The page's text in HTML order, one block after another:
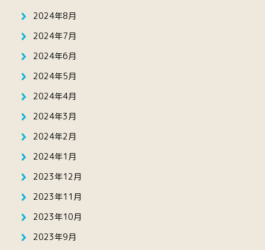
2024年8月
2024年7月
2024年6月
2024年5月
2024年4月
2024年3月
2024年2月
2024年1月
2023年12月
2023年11月
2023年10月
2023年9月